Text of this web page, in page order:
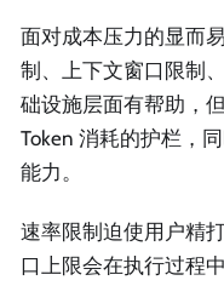
面对成本压力的显而
制、上下文窗口限制
础设施层面有帮助，
Token 消耗的护栏，
能力。
速率限制迫使用户精
口上限会在执行过程